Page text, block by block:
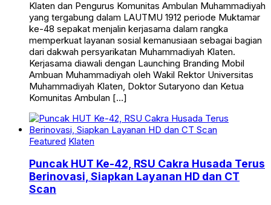
Klaten dan Pengurus Komunitas Ambulan Muhammadiyah
yang tergabung dalam LAUTMU 1912 periode Muktamar
ke-48 sepakat menjalin kerjasama dalam rangka
memperkuat layanan sosial kemanusiaan sebagai bagian
dari dakwah persyarikatan Muhammadiyah Klaten.
Kerjasama diawali dengan Launching Branding Mobil
Ambuan Muhammadiyah oleh Wakil Rektor Universitas
Muhammadiyah Klaten, Doktor Sutaryono dan Ketua
Komunitas Ambulan […]
Featured Klaten
Puncak HUT Ke-42, RSU Cakra Husada Terus
Berinovasi, Siapkan Layanan HD dan CT
Scan